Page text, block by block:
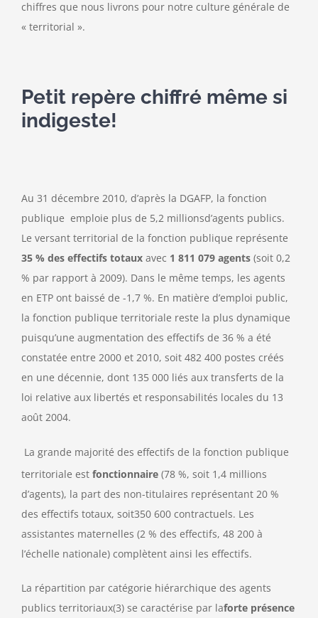
chiffres que nous livrons pour notre culture générale de
« territorial ».
Petit repère chiffré même si
indigeste!
Au 31 décembre 2010, d’après la DGAFP, la fonction
publique emploie plus de 5,2 millionsd’agents publics.
Le versant territorial de la fonction publique représente
35 % des effectifs totaux avec 1 811 079 agents (soit 0,2
% par rapport à 2009). Dans le même temps, les agents
en ETP ont baissé de -1,7 %. En matière d’emploi public,
la fonction publique territoriale reste la plus dynamique
puisqu’une augmentation des effectifs de 36 % a été
constatée entre 2000 et 2010, soit 482 400 postes créés
en une décennie, dont 135 000 liés aux transferts de la
loi relative aux libertés et responsabilités locales du 13
août 2004.
La grande majorité des effectifs de la fonction publique
territoriale est fonctionnaire (78 %, soit 1,4 millions
d’agents), la part des non-titulaires représentant 20 %
des effectifs totaux, soit350 600 contractuels. Les
assistantes maternelles (2 % des effectifs, 48 200 à
l’échelle nationale) complètent ainsi les effectifs.
La répartition par catégorie hiérarchique des agents
publics territoriaux(3) se caractérise par laforte présence